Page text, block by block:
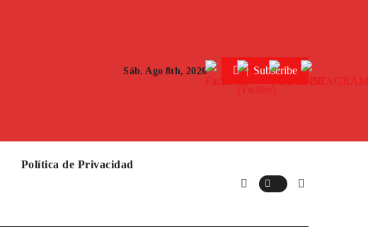
Sáb. Ago 8th, 2026 Subscribe
Política de Privacidad